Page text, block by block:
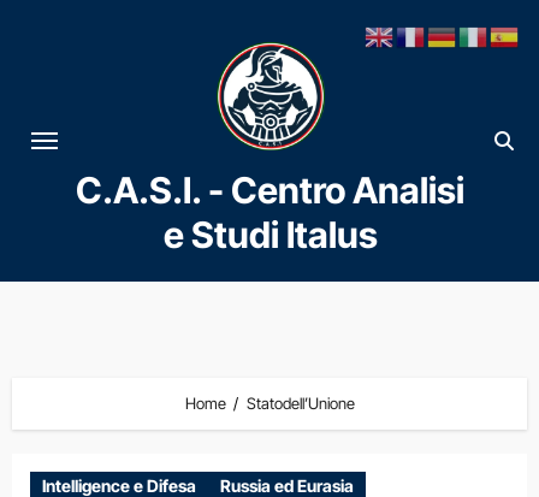
al
contenuto
C.A.S.I. - Centro Analisi
e Studi Italus
Home Statodell’Unione
Intelligence e Difesa Russia ed Eurasia